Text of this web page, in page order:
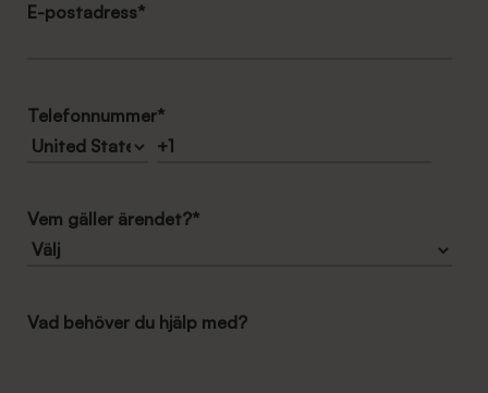
E-postadress*
Telefonnummer*
Vem gäller ärendet?*
Vad behöver du hjälp med?